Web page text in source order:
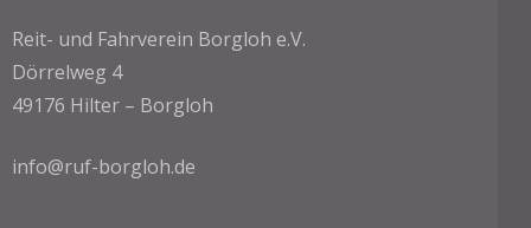
Reit- und Fahrverein Borgloh e.V.
Dörrelweg 4
49176 Hilter – Borgloh
info@ruf-borgloh.de